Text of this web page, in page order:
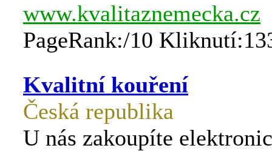
www.kvalitaznemecka.cz
PageRank:/10
Kvalitní kouření
Česká republika
U nás zakoupíte